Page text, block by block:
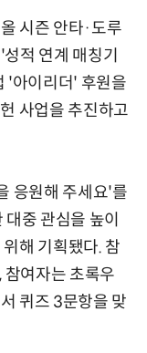
시즌 안타·도루
적 연계 매칭기
'아이리더' 후원을
사업을 추진하고
응원해 주세요'를
중 관심을 높이
해 기획됐다. 참
여자는 초록우
퀴즈 3문항을 맞